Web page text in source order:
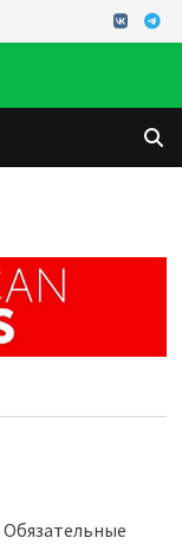
Обязательные